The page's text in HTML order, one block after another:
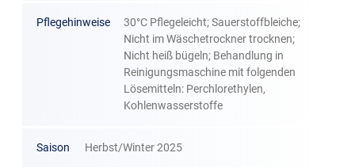
Pflegehinweise
30°C Pflegeleicht; Sauerstoffbleiche;
Nicht im Wäschetrockner trocknen;
Nicht heiß bügeln; Behandlung in
Reinigungsmaschine mit folgenden
Lösemitteln: Perchlorethylen,
Kohlenwasserstoffe
Saison Herbst/Winter 2025